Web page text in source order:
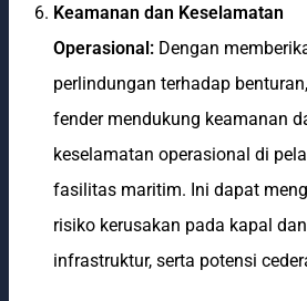
Keamanan dan Keselamatan
Operasional: Dengan
perlindungan terhadap
fender mendukung keamanan
keselamatan operasional di
fasilitas maritim. Ini dapat
risiko kerusakan pada kapal dan
infrastruktur, serta potensi